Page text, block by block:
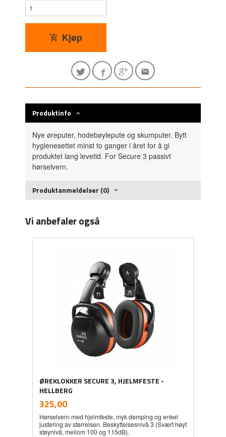
Kjøp
Produktinfo
Nye øreputer, hodebøylepute og skumputer. Bytt
hygienesettet minst to ganger i året for å gi
produktet lang levetid. For Secure 3 passivt
hørselvern.
Produktanmeldelser (0)
Vi anbefaler også
ØREKLOKKER SECURE 3, HJELMFESTE -
HELLBERG
Pris
325,00mva.
Hørselvern med hjelmfeste, myk demping og enkel
justering av størrelsen. Beskyttelsesnivå 3 (Svært høyt
støynivå, mellom 100 og 115dB).